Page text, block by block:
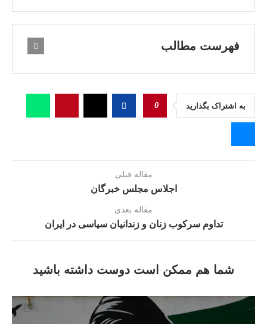
فهرست مطالب
به اشتراک بگذارید 0
مقاله قبلی
اجلاس مجلس خبرگان
مقاله بعدی
تداوم سرکوب زنان و زندانیان سیاسی در ایران
شما هم ممکن است دوست داشته باشید